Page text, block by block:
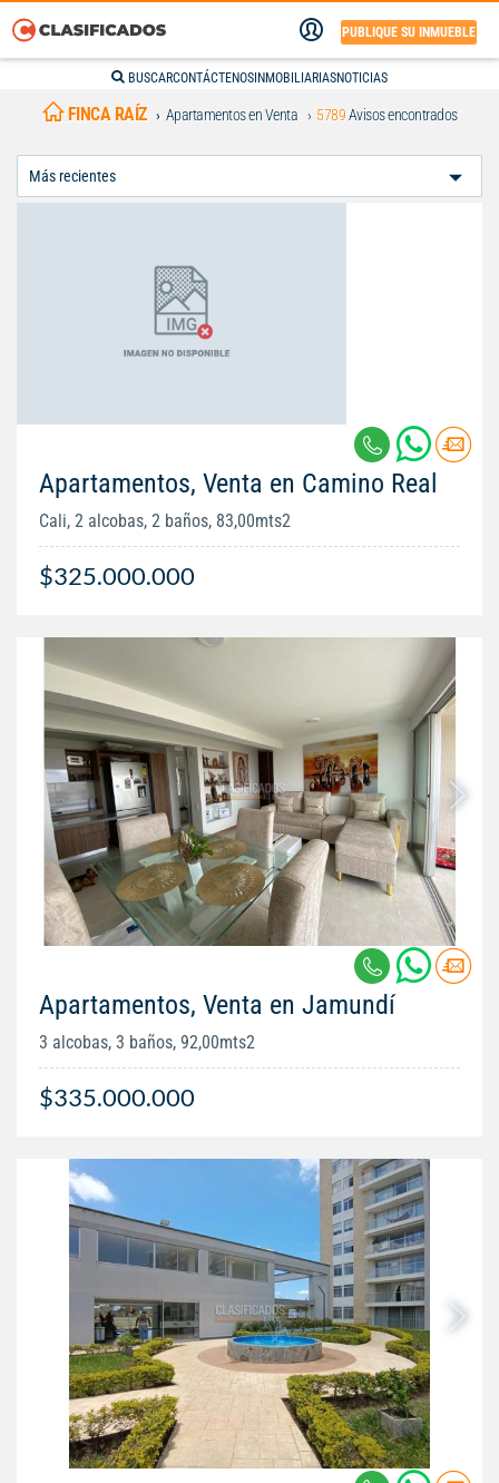
PUBLIQUE SU INMUEBLE
BUSCARCONTÁCTENOS INMOBILIARIASNOTICIAS
FINCA RAÍZ Apartamentos en Venta 5789Avisos encontrados
Apartamentos, Venta en Camino Real
Cali, 2 alcobas, 2 baños, 83,00mts2
$325.000.000
Apartamentos, Venta en Jamundí
3 alcobas, 3 baños, 92,00mts2
$335.000.000